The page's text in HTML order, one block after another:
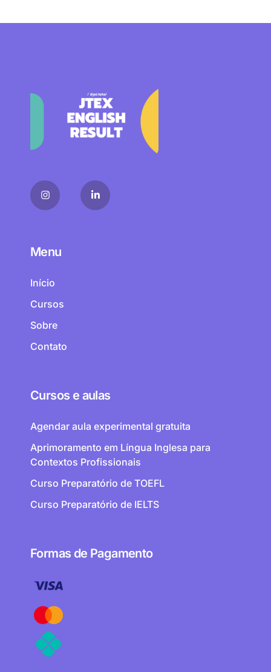
Menu
Início
Cursos
Sobre
Contato
Cursos e aulas
Agendar aula experimental gratuita
Aprimoramento em Língua Inglesa para
Contextos Profissionais
Curso Preparatório de TOEFL
Curso Preparatório de IELTS
Formas de Pagamento